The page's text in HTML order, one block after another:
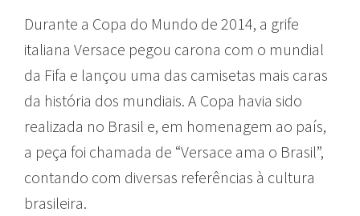
Durante a Copa do Mundo de 2014, a grife
italiana Versace pegou carona com o mundial
da Fifa e lançou uma das camisetas mais caras
da história dos mundiais. A Copa havia sido
realizada no Brasil e, em homenagem ao país,
a peça foi chamada de “Versace ama o Brasil”,
contando com diversas referências à cultura
brasileira.